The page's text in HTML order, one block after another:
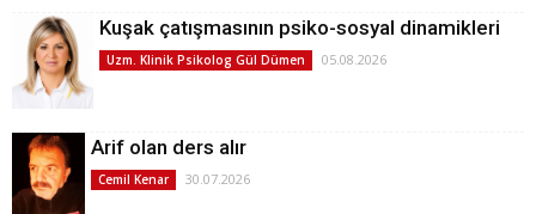
Kuşak çatışmasının psiko-sosyal dinamikleri
Uzm. Klinik Psikolog Gül Dümen 05.08.2026
Arif olan ders alır
Cemil Kenar 30.07.2026